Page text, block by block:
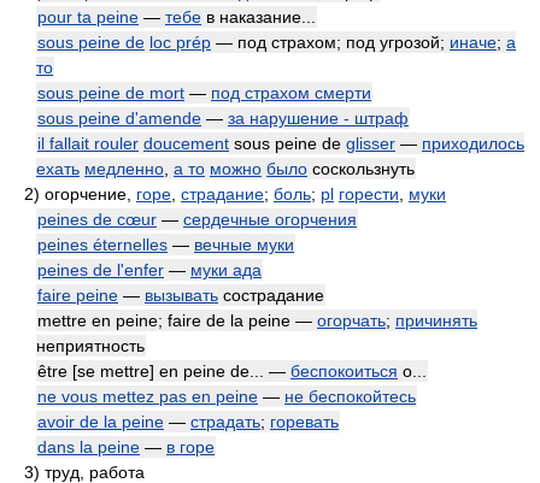
pour ta peine — тебе в наказание...
sous peine de loc prép — под страхом; под угрозой; иначе; а
то
sous peine de mort — под страхом смерти
sous peine d'amende — за нарушение - штраф
il fallait rouler doucement sous peine de glisser — приходилось
ехать медленно а то можно было соскользнуть
2) огорчение, горе страдание; боль; pl горести
муки
peines de cœur — сердечные огорчения
peines éternelles — вечные муки
peines de l'enfer — муки ада
faire peine — вызывать сострадание
mettre en peine; faire de la peine — огорчать; причинять
неприятность
être [se mettre] en peine de... — беспокоиться о...
ne vous mettez pas en peine — не беспокойтесь
avoir de la peine — страдать; горевать
dans la peine — в горе
3) труд, работа